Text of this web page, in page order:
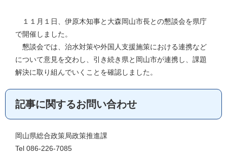
１１月１日、伊原木知事と大森岡山市長との懇談会を県庁
で開催しました。
懇談会では、治水対策や外国人支援施策における連携など
について意見を交わし、引き続き県と岡山市が連携し、課題
解決に取り組んでいくことを確認しました。
記事に関するお問い合わせ
岡山県総合政策局政策推進課
Tel 086-226-7085